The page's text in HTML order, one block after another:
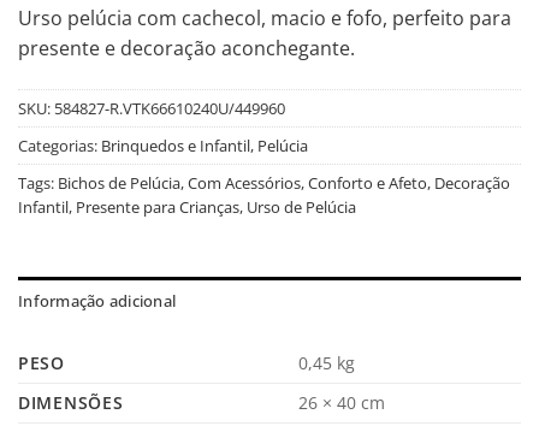
Urso pelúcia com cachecol, macio e fofo, perfeito para
presente e decoração aconchegante.
SKU: 584827-R.VTK66610240U/449960
Categorias: Brinquedos e Infantil, Pelúcia
Tags: Bichos de Pelúcia,Com Acessórios,Conforto e Afeto, Decoração
Infantil, Presente para Crianças, Urso de Pelúcia
Informação adicional
PESO
0,45 kg
DIMENSÕES
26 × 40 cm